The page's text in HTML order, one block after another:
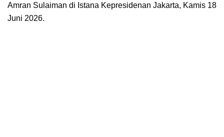
Amran Sulaiman di Istana Kepresidenan Jakarta, Kamis 18
Juni 2026.